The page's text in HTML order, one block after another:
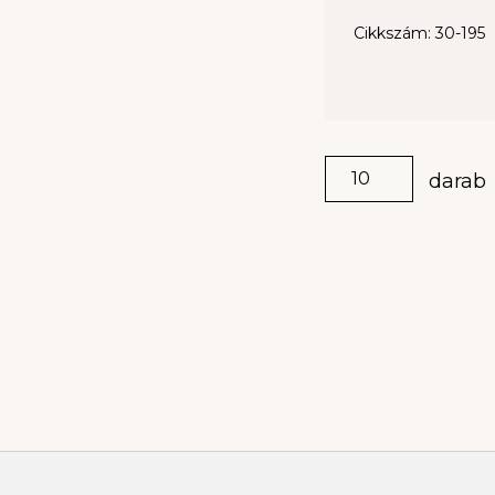
Cikkszám: 30-195
darab